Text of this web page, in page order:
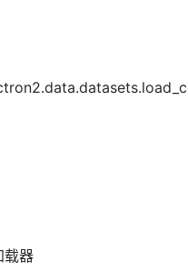
载器